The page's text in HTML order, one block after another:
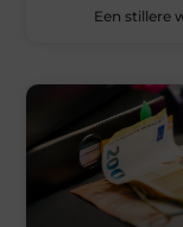
Een stillere